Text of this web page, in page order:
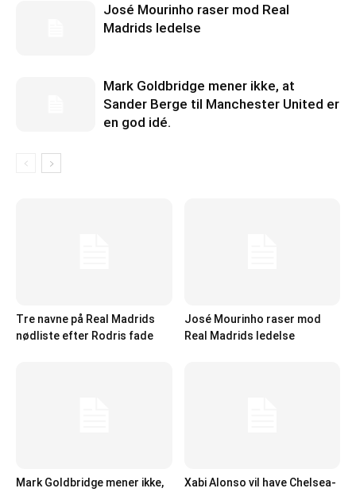
José Mourinho raser mod Real
Madrids ledelse
Mark Goldbridge mener ikke, at
Sander Berge til Manchester United er
en god idé.
Tre navne på Real Madrids
nødliste efter Rodris fade
José Mourinho raser mod
Real Madrids ledelse
Mark Goldbridge mener ikke,
Xabi Alonso vil have Chelsea-